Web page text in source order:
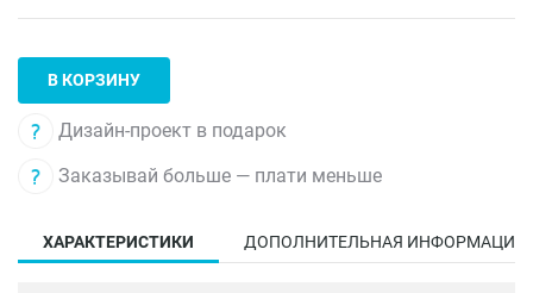
В КОРЗИНУ
Дизайн-проект в подарок
Заказывай больше — плати меньше
ХАРАКТЕРИСТИКИ ДОПОЛНИТЕЛЬНАЯ ИНФОРМАЦИЯ